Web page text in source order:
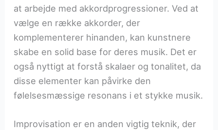
at arbejde med akkordprogressioner. Ved at
vælge en række akkorder, der
komplementerer hinanden, kan kunstnere
skabe en solid base for deres musik. Det er
også nyttigt at forstå skalaer og tonalitet, da
disse elementer kan påvirke den
følelsesmæssige resonans i et stykke musik.
Improvisation er en anden vigtig teknik, der